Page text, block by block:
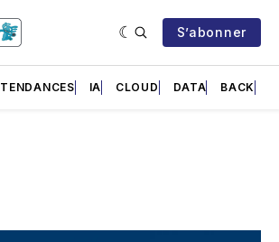
S’abonner
TENDANCES IA CLOUD DATA BACK